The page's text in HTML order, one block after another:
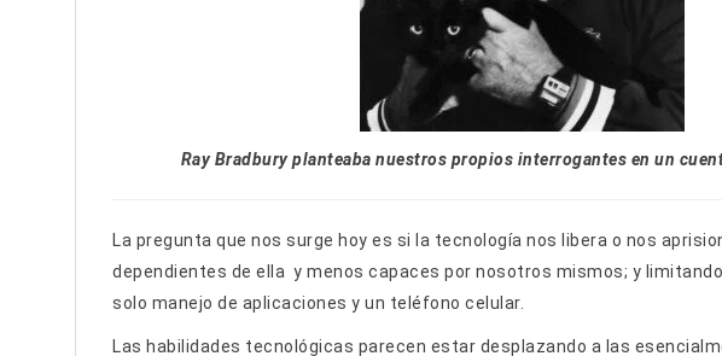
Ray Bradbury planteaba nuestros propios interrogantes en un
La pregunta que nos surge hoy es si la tecnología nos libera o nos
dependientes de ella y menos capaces por nosotros mismos; y
solo manejo de aplicaciones y un teléfono celular.
Las habilidades tecnológicas parecen estar desplazando a las